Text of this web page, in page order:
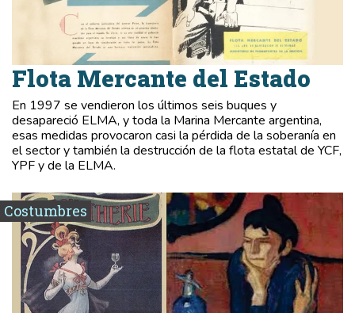
Flota Mercante del Estado
En 1997 se vendieron los últimos seis buques y
desapareció ELMA, y toda la Marina Mercante argentina,
esas medidas provocaron casi la pérdida de la soberanía en
el sector y también la destrucción de la flota estatal de YCF,
YPF y de la ELMA.
Costumbres